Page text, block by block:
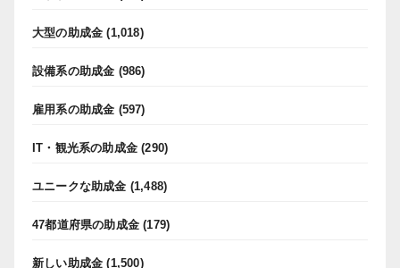
大型の助成金 (1,018)
設備系の助成金 (986)
雇用系の助成金 (597)
IT・観光系の助成金 (290)
ユニークな助成金 (1,488)
47都道府県の助成金 (179)
新しい助成金 (1,500)